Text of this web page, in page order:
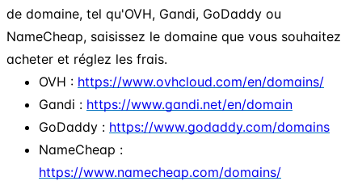
de domaine, tel qu'OVH, Gandi, GoDaddy ou
NameCheap, saisissez le domaine que vous souhaitez
acheter et réglez les frais.
OVH : https://www.ovhcloud.com/en/domains/
Gandi : https://www.gandi.net/en/domain
GoDaddy : https://www.godaddy.com/domains
NameCheap :
https://www.namecheap.com/domains/